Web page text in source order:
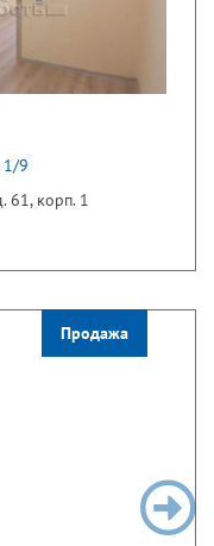
1/9
61, корп. 1
Продажа